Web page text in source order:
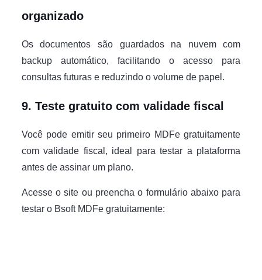
organizado
Os documentos são guardados na nuvem com
backup automático, facilitando o acesso para
consultas futuras e reduzindo o volume de papel.
9. Teste gratuito com validade fiscal
Você pode emitir seu primeiro MDFe gratuitamente
com validade fiscal, ideal para testar a plataforma
antes de assinar um plano.
Acesse o site ou preencha o formulário abaixo para
testar o Bsoft MDFe gratuitamente: